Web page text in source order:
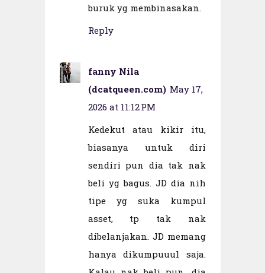
buruk yg membinasakan.
Reply
fanny Nila
(dcatqueen.com) May 17,
2026 at 11:12 PM
Kedekut atau kikir itu,
biasanya untuk diri
sendiri pun dia tak nak
beli yg bagus. JD dia nih
tipe yg suka kumpul
asset, tp tak nak
dibelanjakan. JD memang
hanya dikumpuuul saja.